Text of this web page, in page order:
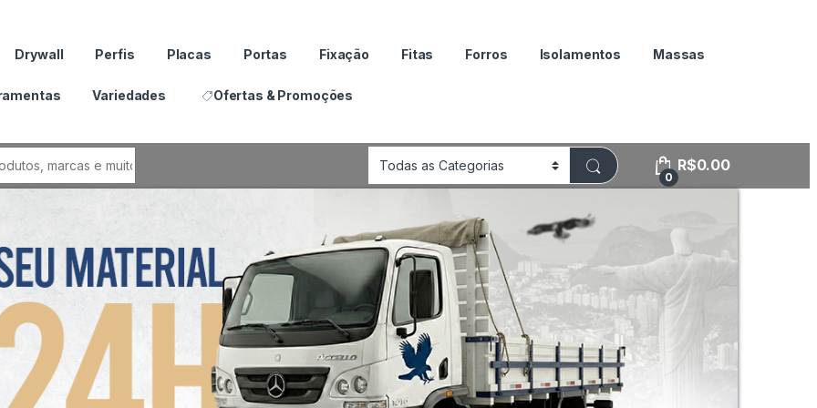
Drywall Perfis Placas Portas Fixação Fitas Forros Isolamentos Massas
Variedades Ofertas & Promoções
0
R$0.00